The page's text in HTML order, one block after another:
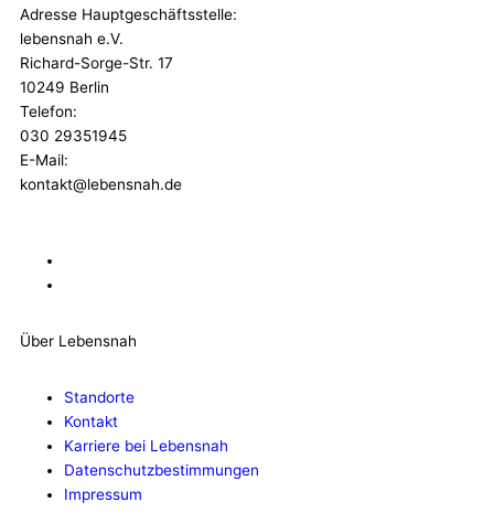
Adresse Hauptgeschäftsstelle:
lebensnah e.V.
Richard-Sorge-Str. 17
10249 Berlin
Telefon:
030 29351945
E-Mail:
kontakt@lebensnah.de
Über Lebensnah
Standorte
Kontakt
Karriere bei Lebensnah
Datenschutzbestimmungen
Impressum